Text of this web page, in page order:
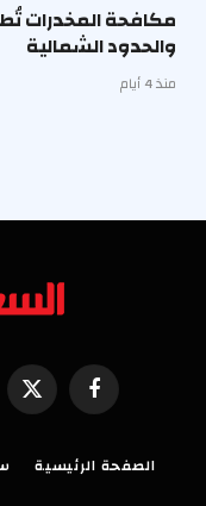
مكافحة المخدرات
والحدود الشمالية
منذ 4 أيام
فيسبوكX
الصفحة الرئيسية